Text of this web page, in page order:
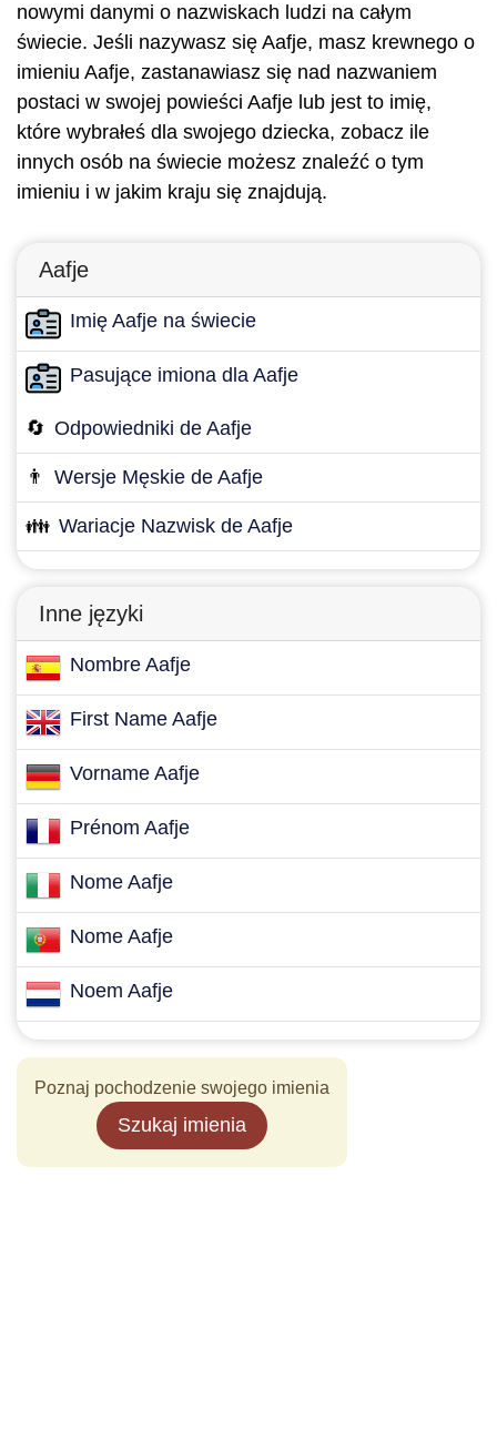
nowymi danymi o nazwiskach ludzi na całym
świecie. Jeśli nazywasz się Aafje, masz krewnego o
imieniu Aafje, zastanawiasz się nad nazwaniem
postaci w swojej powieści Aafje lub jest to imię,
które wybrałeś dla swojego dziecka, zobacz ile
innych osób na świecie możesz znaleźć o tym
imieniu i w jakim kraju się znajdują.
Aafje
Imię Aafje na świecie
Pasujące imiona dla Aafje
🔄 Odpowiedniki de Aafje
👨 Wersje Męskie de Aafje
👪 Wariacje Nazwisk de Aafje
Inne języki
Nombre Aafje
First Name Aafje
Vorname Aafje
Prénom Aafje
Nome Aafje
Nome Aafje
Noem Aafje
Poznaj pochodzenie swojego imienia
Szukaj imienia